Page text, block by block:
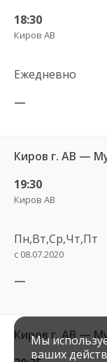
18:30
Киров АВ
Ежедневно
—
Киров г. АВ —
19:30
Киров АВ
Пн,Вт,Ср,Чт,Пт
с 08.07.2020
—
Киров г. АВ —
Мы
ваших